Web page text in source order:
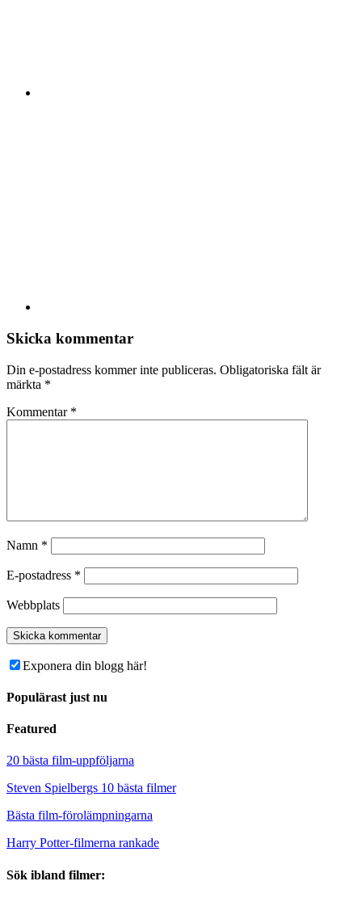
Skicka kommentar
Din e-postadress kommer inte publiceras. Obligatoriska fält är
märkta *
Kommentar *
Namn *
E-postadress *
Webbplats
Exponera din blogg här!
Populärast just nu
Featured
20 bästa film-uppföljarna
Steven Spielbergs 10 bästa filmer
Bästa film-förolämpningarna
Harry Potter-filmerna rankade
Sök ibland filmer: